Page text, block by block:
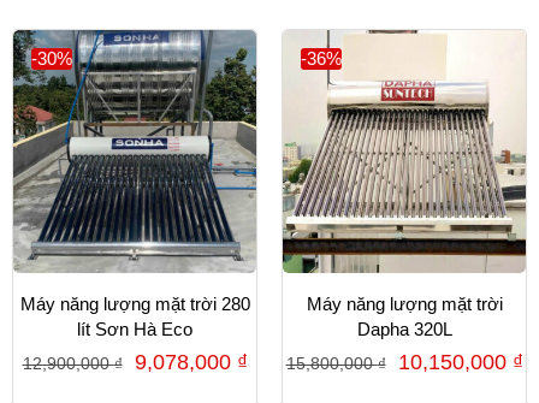
-30%
Máy năng lượng mặt trời 280
lít Sơn Hà Eco
12,900,000₫ 9,078,000 ₫
-36%
Máy năng lượng mặt trời
Dapha 320L
15,800,000₫ 10,150,000 ₫